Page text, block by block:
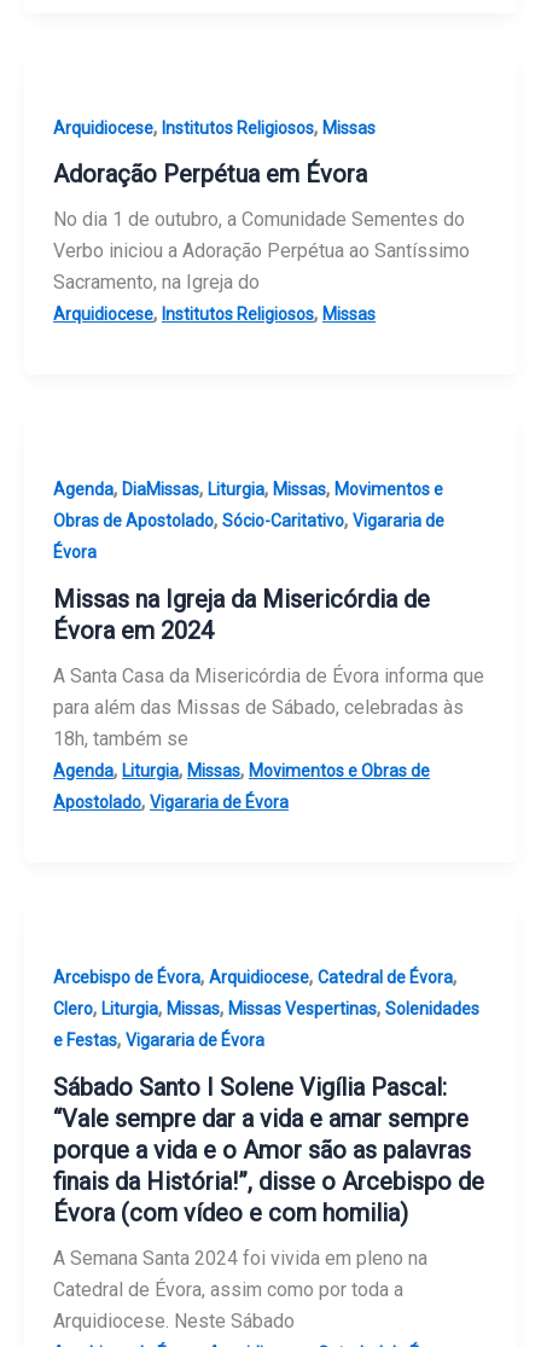
Arquidiocese, Institutos Religiosos, Missas
Adoração Perpétua em Évora
No dia 1 de outubro, a Comunidade Sementes do
Verbo iniciou a Adoração Perpétua ao Santíssimo
Sacramento, na Igreja do
Arquidiocese, Institutos Religiosos, Missas
Agenda, DiaMissas, Liturgia, Missas, Movimentos e
Obras de Apostolado, Sócio-Caritativo, Vigararia de
Évora
Missas na Igreja da Misericórdia de
Évora em 2024
A Santa Casa da Misericórdia de Évora informa que
para além das Missas de Sábado, celebradas às
18h, também se
Agenda, Liturgia, Missas, Movimentos e Obras de
Apostolado, Vigararia de Évora
Arcebispo de Évora, Arquidiocese, Catedral de Évora,
Clero, Liturgia, Missas, Missas Vespertinas, Solenidades
e Festas, Vigararia de Évora
Sábado Santo I Solene Vigília Pascal:
“Vale sempre dar a vida e amar sempre
porque a vida e o Amor são as palavras
finais da História!”, disse o Arcebispo de
Évora (com vídeo e com homilia)
A Semana Santa 2024 foi vivida em pleno na
Catedral de Évora, assim como por toda a
Arquidiocese. Neste Sábado